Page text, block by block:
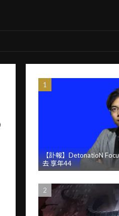
【訃報】DetonatioN
去 享年44